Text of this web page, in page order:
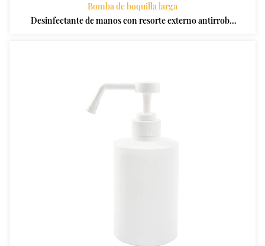
Bomba de boquilla larga
Desinfectante de manos con resorte externo antirrobo